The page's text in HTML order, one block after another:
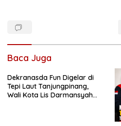
Baca Juga
Dekranasda Fun Digelar di
Tepi Laut Tanjungpinang,
Wali Kota Lis Darmansyah